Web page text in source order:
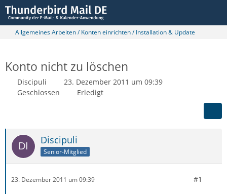
Allgemeines Arbeiten / Konten einrichten / Installation & Update
Konto nicht zu löschen
Discipuli
23. Dezember 2011 um 09:39
Geschlossen
Erledigt
Discipuli
Senior-Mitglied
23. Dezember 2011 um 09:39 #1